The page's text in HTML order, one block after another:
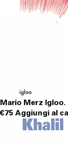
Mario Merz Igloo.
€75 Aggiungi al